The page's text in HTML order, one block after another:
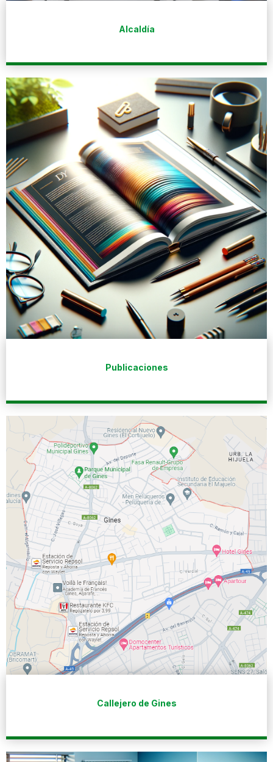
Alcaldía
Publicaciones
Callejero de Gines